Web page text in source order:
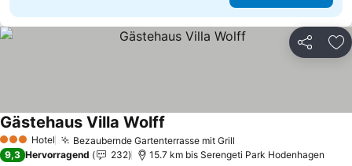
Teilen
3 SterneHotel Bezaubernde Gartenterrasse mit Grill
Gästehaus Villa Wolff
9,3 Hervorragend 232 15.7 km bis Serengeti Park Hodenhagen